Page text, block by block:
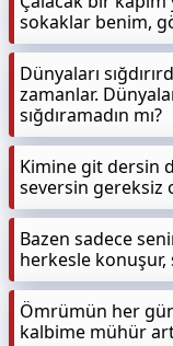
sokaklar benim,
Dünyaları
zamanlar.
sığdıramadın mı?
Kimine git dersin
seversin gereksiz
Bazen sadece
herkesle konuşur,
Ömrümün her
kalbime mühür